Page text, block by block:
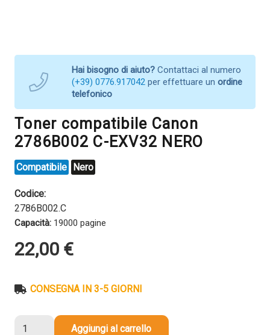
Hai bisogno di aiuto? Contattaci al numero
(+39) 0776.917042 per effettuare un ordine
telefonico
Toner compatibile Canon
2786B002 C-EXV32 NERO
Compatibile Nero
Codice:
2786B002.C
Capacità: 19000 pagine
22,00 €
CONSEGNA IN 3-5 GIORNI
Aggiungi al carrello